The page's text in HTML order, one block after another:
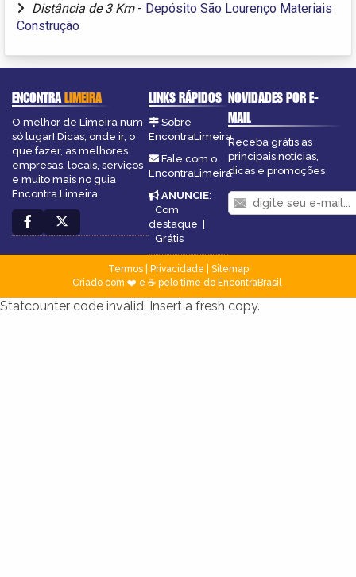
Distância de 3 Km - Depósito São Lourenço Materiais
Construção
ENCONTRALIMEIRA
O melhor de Limeira num
só lugar! Dicas, onde ir, o
que fazer, as melhores
empresas, locais, serviços
e muito mais no guia
Encontra Limeira.
LINKS RÁPIDOS
Sobre
EncontraLimeira
Fale com o
EncontraLimeira
ANUNCIE:
Com
destaque |
Grátis
NOVIDADES POR E-
MAIL
Receba grátis as
principais notícias,
dicas e promoções
Termos| Privacidade
Sitemap
Criado com ❤️ e ☕ pelo time do EncontraBrasil
Statcounter code invalid. Insert a fresh copy.